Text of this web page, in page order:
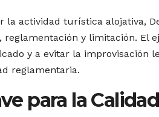
actividad turística alojativa,
y limitación. El
y a evitar la improvisación
reglamentaria.
para la